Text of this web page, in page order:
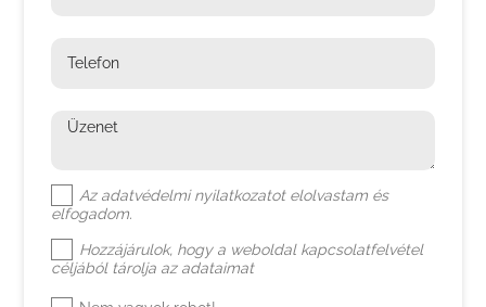
Telefon
Üzenet
Az adatvédelmi nyilatkozatot elolvastam és
elfogadom.
Hozzájárulok, hogy a weboldal kapcsolatfelvétel
céljából tárolja az adataimat